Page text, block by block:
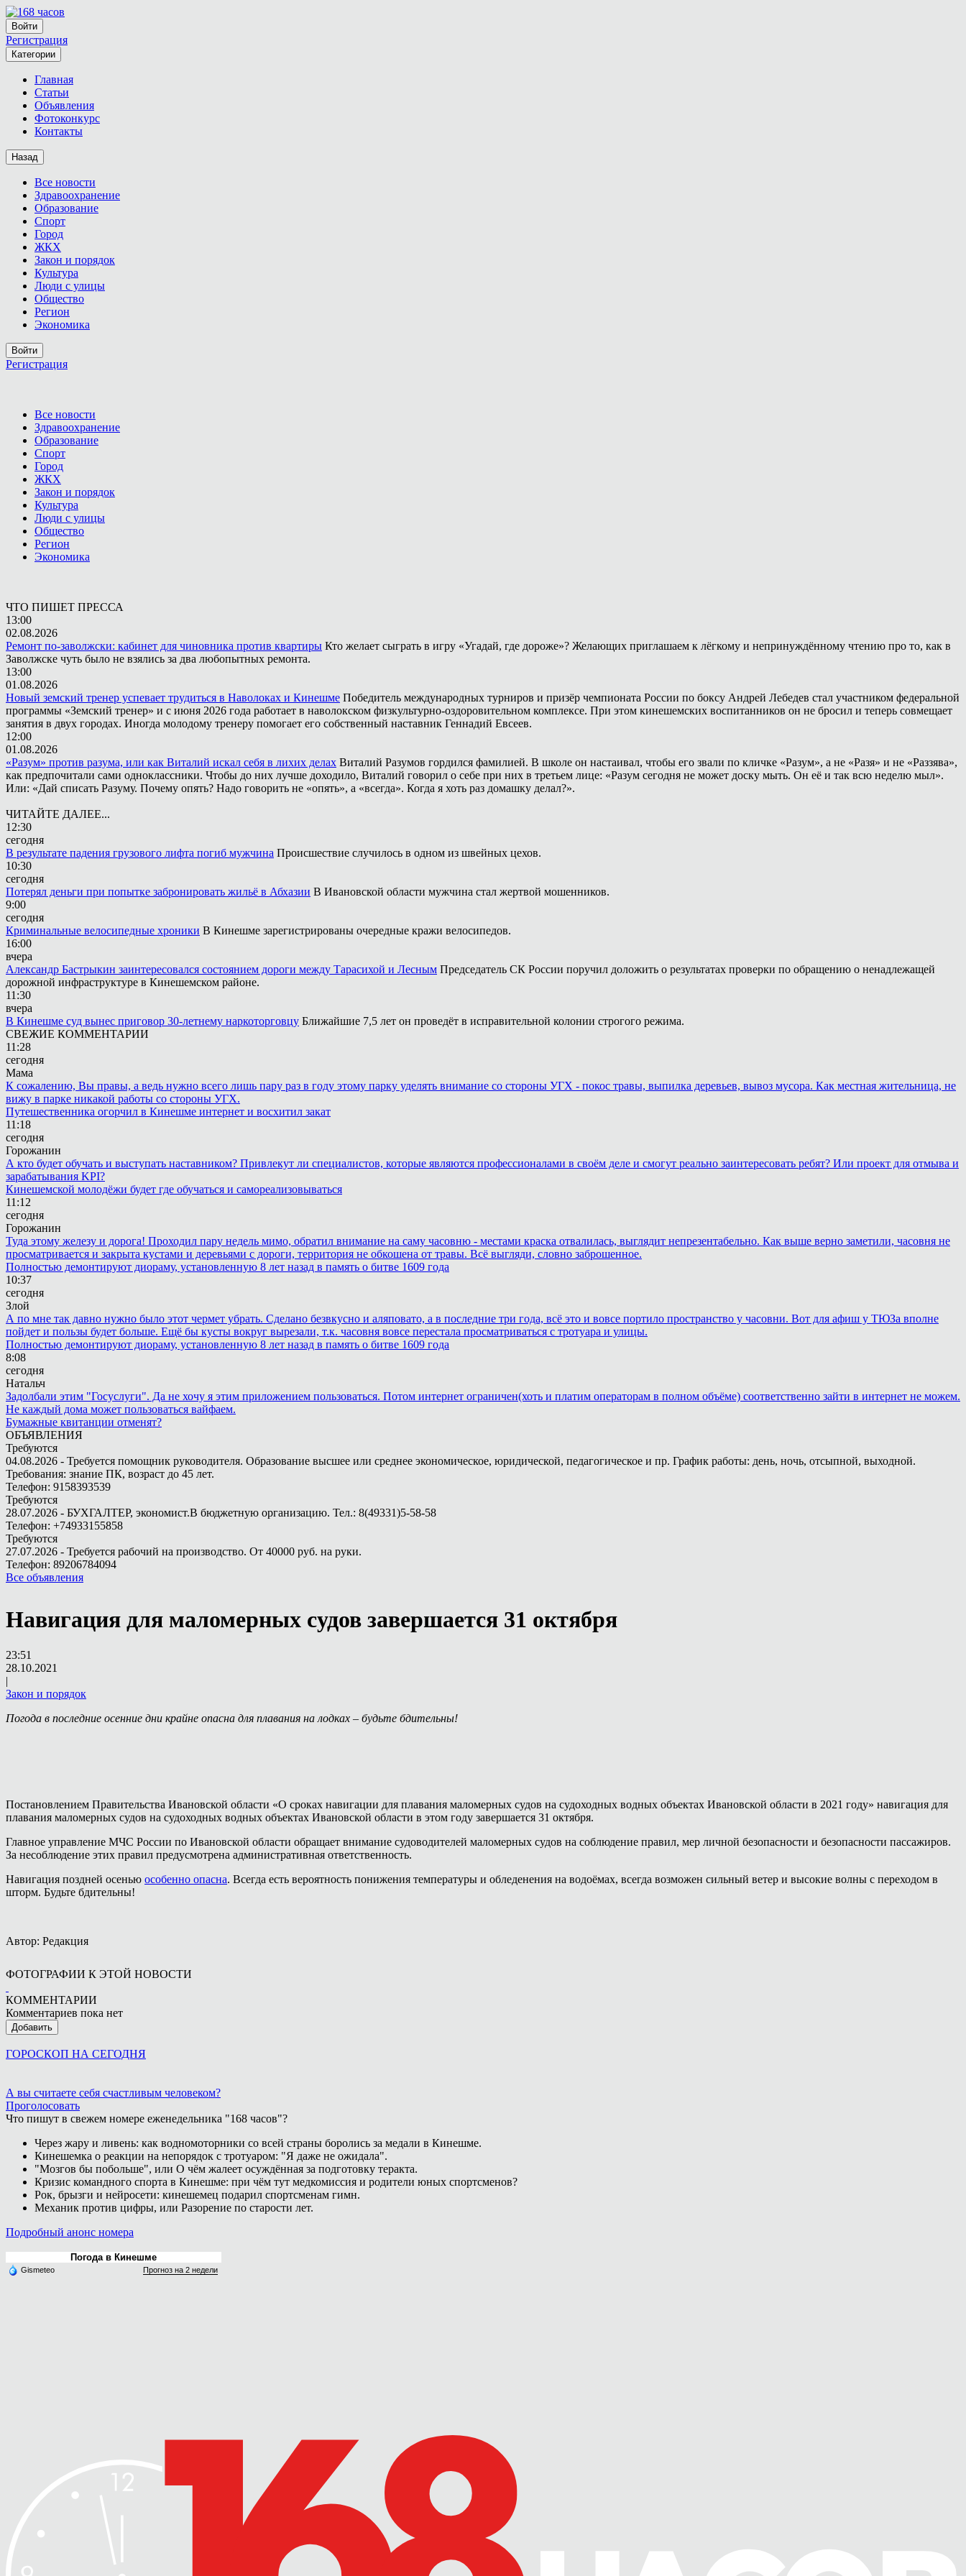
Войти
Регистрация
Категории
Главная
Статьи
Объявления
Фотоконкурс
Контакты
Назад
Все новости
Здравоохранение
Образование
Спорт
Город
ЖКХ
Закон и порядок
Культура
Люди с улицы
Общество
Регион
Экономика
Войти
Регистрация
Все новости
Здравоохранение
Образование
Спорт
Город
ЖКХ
Закон и порядок
Культура
Люди с улицы
Общество
Регион
Экономика
ЧТО ПИШЕТ ПРЕССА
13:00
02.08.2026
Ремонт по-заволжски: кабинет для чиновника против квартиры Кто желает сыграть в игру «Угадай, где дороже»? Желающих приглашаем к лёгкому и непринуждённому чтению про то, как в
Заволжске чуть было не взялись за два любопытных ремонта.
13:00
01.08.2026
Новый земский тренер успевает трудиться в Наволоках и Кинешме Победитель международных турниров и призёр чемпионата России по боксу Андрей Лебедев стал участником федеральной
программы «Земский тренер» и с июня 2026 года работает в наволокском физкультурно-оздоровительном комплексе. При этом кинешемских воспитанников он не бросил и теперь совмещает
занятия в двух городах. Иногда молодому тренеру помогает его собственный наставник Геннадий Евсеев.
12:00
01.08.2026
«Разум» против разума, или как Виталий искал себя в лихих делах Виталий Разумов гордился фамилией. В школе он настаивал, чтобы его звали по кличке «Разум», а не «Разя» и не «Раззява»,
как предпочитали сами одноклассники. Чтобы до них лучше доходило, Виталий говорил о себе при них в третьем лице: «Разум сегодня не может доску мыть. Он её и так всю неделю мыл».
Или: «Дай списать Разуму. Почему опять? Надо говорить не «опять», а «всегда». Когда я хоть раз домашку делал?».
ЧИТАЙТЕ ДАЛЕЕ...
12:30
сегодня
В результате падения грузового лифта погиб мужчина Происшествие случилось в одном из швейных цехов.
10:30
сегодня
Потерял деньги при попытке забронировать жильё в Абхазии В Ивановской области мужчина стал жертвой мошенников.
9:00
сегодня
Криминальные велосипедные хроники В Кинешме зарегистрированы очередные кражи велосипедов.
16:00
вчера
Александр Бастрыкин заинтересовался состоянием дороги между Тарасихой и Лесным Председатель СК России поручил доложить о результатах проверки по обращению о ненадлежащей
дорожной инфраструктуре в Кинешемском районе.
11:30
вчера
В Кинешме суд вынес приговор 30-летнему наркоторговцу Ближайшие 7,5 лет он проведёт в исправительной колонии строгого режима.
СВЕЖИЕ КОММЕНТАРИИ
11:28
сегодня
Мама
К сожалению, Вы правы, а ведь нужно всего лишь пару раз в году этому парку уделять внимание со стороны УГХ - покос травы, выпилка деревьев, вывоз мусора. Как местная жительница, не
вижу в парке никакой работы со стороны УГХ.
Путешественника огорчил в Кинешме интернет и восхитил закат
11:18
сегодня
Горожанин
А кто будет обучать и выступать наставником? Привлекут ли специалистов, которые являются профессионалами в своём деле и смогут реально заинтересовать ребят? Или проект для отмыва и
зарабатывания KPI?
Кинешемской молодёжи будет где обучаться и самореализовываться
11:12
сегодня
Горожанин
Туда этому железу и дорога! Проходил пару недель мимо, обратил внимание на саму часовню - местами краска отвалилась, выглядит непрезентабельно. Как выше верно заметили, часовня не
просматривается и закрыта кустами и деревьями с дороги, территория не обкошена от травы. Всё выгляди, словно заброшенное.
Полностью демонтируют диораму, установленную 8 лет назад в память о битве 1609 года
10:37
сегодня
Злой
А по мне так давно нужно было этот чермет убрать. Сделано безвкусно и аляповато, а в последние три года, всё это и вовсе портило пространство у часовни. Вот для афиш у ТЮЗа вполне
пойдет и пользы будет больше. Ещё бы кусты вокруг вырезали, т.к. часовня вовсе перестала просматриваться с тротуара и улицы.
Полностью демонтируют диораму, установленную 8 лет назад в память о битве 1609 года
8:08
сегодня
Натальч
Задолбали этим "Госуслуги". Да не хочу я этим приложением пользоваться. Потом интернет ограничен(хоть и платим операторам в полном объёме) соответственно зайти в интернет не можем.
Не каждый дома может пользоваться вайфаем.
Бумажные квитанции отменят?
ОБЪЯВЛЕНИЯ
Требуются
04.08.2026 - Требуется помощник руководителя. Образование высшее или среднее экономическое, юридической, педагогическое и пр. График работы: день, ночь, отсыпной, выходной.
Требования: знание ПК, возраст до 45 лет.
Телефон: 9158393539
Требуются
28.07.2026 - БУХГАЛТЕР, экономист.В бюджетную организацию. Тел.: 8(49331)5-58-58
Телефон: +74933155858
Требуются
27.07.2026 - Требуется рабочий на производство. От 40000 руб. на руки.
Телефон: 89206784094
Все объявления
Навигация для маломерных судов завершается 31 октября
23:51
28.10.2021
|
Закон и порядок
Погода в последние осенние дни крайне опасна для плавания на лодках – будьте бдительны!
Постановлением Правительства Ивановской области «О сроках навигации для плавания маломерных судов на судоходных водных объектах Ивановской области в 2021 году» навигация для
плавания маломерных судов на судоходных водных объектах Ивановской области в этом году завершается 31 октября.
Главное управление МЧС России по Ивановской области обращает внимание судоводителей маломерных судов на соблюдение правил, мер личной безопасности и безопасности пассажиров.
За несоблюдение этих правил предусмотрена административная ответственность.
Навигация поздней осенью особенно опасна. Всегда есть вероятность понижения температуры и обледенения на водоёмах, всегда возможен сильный ветер и высокие волны с переходом в
шторм. Будьте бдительны!
Автор: Редакция
ФОТОГРАФИИ К ЭТОЙ НОВОСТИ
КОММЕНТАРИИ
Комментариев пока нет
Добавить
ГОРОСКОП НА СЕГОДНЯ
А вы считаете себя счастливым человеком?
Проголосовать
Что пишут в свежем номере еженедельника "168 часов"?
Через жару и ливень: как водномоторники со всей страны боролись за медали в Кинешме.
Кинешемка о реакции на непорядок с тротуаром: "Я даже не ожидала".
"Мозгов бы побольше", или О чём жалеет осуждённая за подготовку теракта.
Кризис командного спорта в Кинешме: при чём тут медкомиссия и родители юных спортсменов?
Рок, брызги и нейросети: кинешемец подарил спортсменам гимн.
Механик против цифры, или Разорение по старости лет.
Подробный анонс номера
Погода в Кинешме
Gismeteo Прогноз на 2 недели